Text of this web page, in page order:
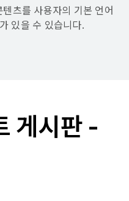
츠를 사용자의 기본 언어
있을 수 있습니다.
게시판 -